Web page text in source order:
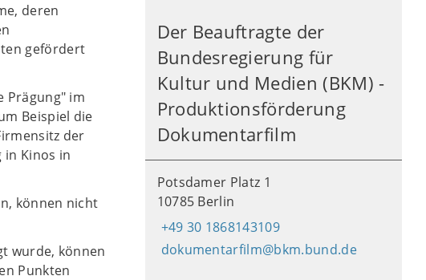
deren
gefördert
Prägung" im
Beispiel die
der
Kinos in
können nicht
wurde, können
Punkten
Der Beauftragte der
Bundesregierung für
Kultur und Medien (BKM) -
Produktionsförderung
Dokumentarfilm
Potsdamer Platz 1
10785 Berlin
+49 30 1868143109
dokumentarfilm@bkm.bund.de